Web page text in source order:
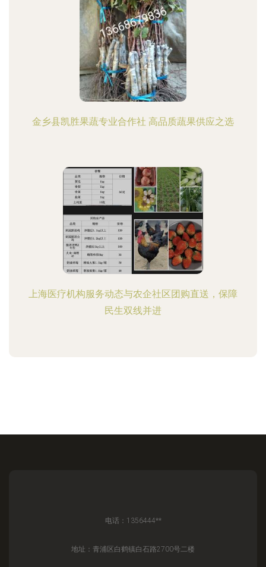
金乡县凯胜果蔬专业合作社 高品质蔬果供应之选
上海医疗机构服务动态与农企社区团购直送，保障
民生双线并进
电话：1356444**
地址：青浦区白鹤镇白石路2700号二楼